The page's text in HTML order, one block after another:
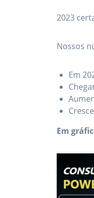
2023
Nossos
Em
Em